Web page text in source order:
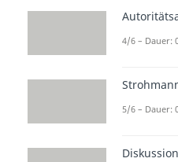
Du
4/6 – Dauer:
5/6 – Dauer:
Diskussion